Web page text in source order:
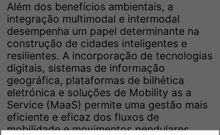
Além dos benefícios ambientais, a
integração multimodal e intermodal
desempenha um papel determinante na
construção de cidades inteligentes e
resilientes. A incorporação de tecnologias
digitais, sistemas de informação
geográfica, plataformas de bilhética
eletrónica e soluções de Mobility as a
Service (MaaS) permite uma gestão mais
eficiente e eficaz dos fluxos de
mobilidade e movimentos pendulares,